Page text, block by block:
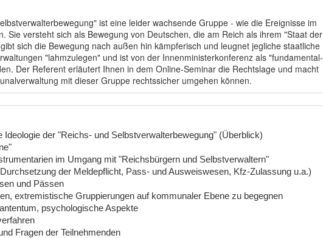
ist eine leider wachsende Gruppe - wie die Ereignisse im
Sie versteht sich als Bewegung von Deutschen, die am Reich als ihrem "Staat der
sich die Bewegung nach außen hin kämpferisch und leugnet jegliche staatliche
"lahmzulegen" und ist von der Innenministerkonferenz als "fundamental-
Der Referent erläutert Ihnen in dem Online-Seminar die Rechtslage und macht
mit dieser Gruppe rechtssicher umgehen können.
Ideologie der "Reichs- und Selbstverwalterbewegung" (Überblick)
im Umgang mit "Reichsbürgern und Selbstverwaltern"
der Meldepflicht, Pass- und Ausweiswesen, Kfz-Zulassung u.a.)
und Pässen
extremistische Gruppierungen auf kommunaler Ebene zu begegnen
psychologische Aspekte
Fragen der Teilnehmenden